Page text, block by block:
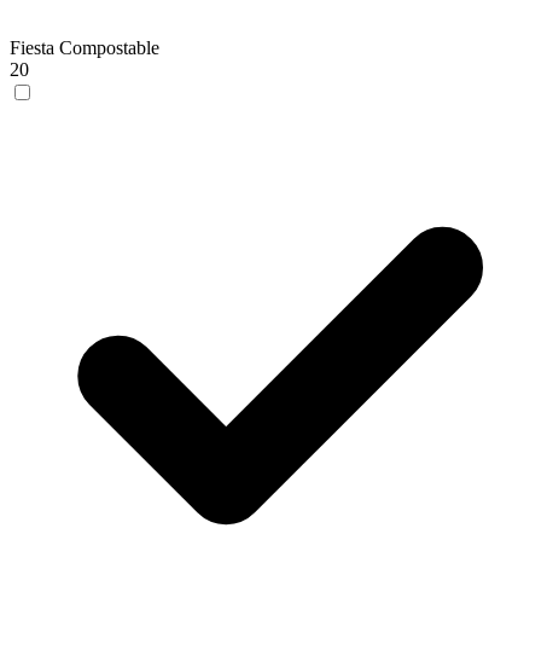
Fiesta Compostable
20